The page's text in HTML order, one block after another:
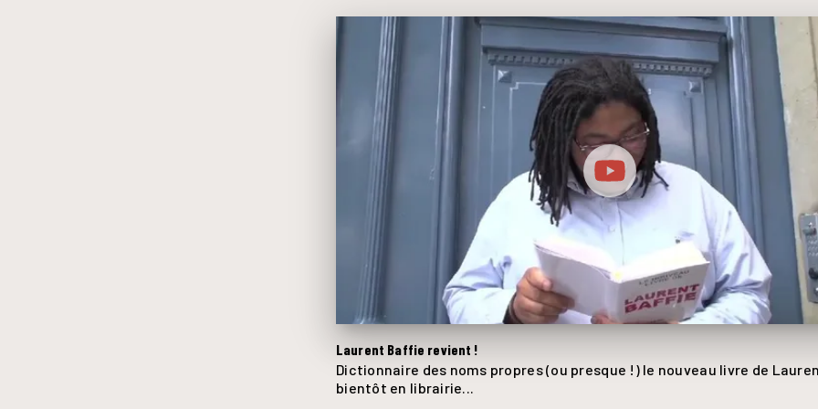
Laurent Baffie revient !
Dictionnaire des noms propres (ou presque !) le nouveau livre de
bientôt en librairie...